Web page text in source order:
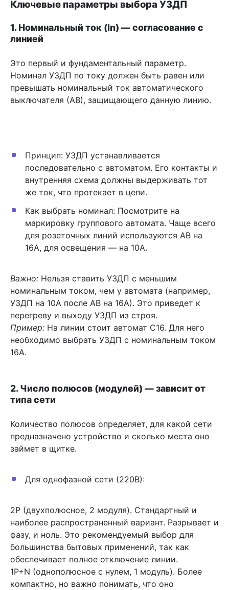
Ключевые параметры выбора УЗДП
1. Номинальный ток (In) — согласование с
линией
Это первый и фундаментальный параметр.
Номинал УЗДП по току должен быть равен или
превышать номинальный ток автоматического
выключателя (АВ), защищающего данную линию.
Принцип: УЗДП устанавливается
последовательно с автоматом. Его контакты и
внутренняя схема должны выдерживать тот
же ток, что протекает в цепи.
Как выбрать номинал: Посмотрите на
маркировку группового автомата. Чаще всего
для розеточных линий используются АВ на
16А, для освещения — на 10А.
Важно: Нельзя ставить УЗДП с меньшим
номинальным током, чем у автомата (например,
УЗДП на 10А после АВ на 16А). Это приведет к
перегреву и выходу УЗДП из строя.
Пример: На линии стоит автомат С16. Для него
необходимо выбрать УЗДП с номинальным током
16А.
2. Число полюсов (модулей) — зависит от
типа сети
Количество полюсов определяет, для какой сети
предназначено устройство и сколько места оно
займет в щитке.
Для однофазной сети (220В):
2P (двухполюсное, 2 модуля). Стандартный и
наиболее распространенный вариант. Разрывает и
фазу, и ноль. Это рекомендуемый выбор для
большинства бытовых применений, так как
обеспечивает полное отключение линии.
1P+N (однополюсное с нулем, 1 модуль). Более
компактно, но важно понимать, что оно